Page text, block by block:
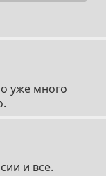
уже много
и все.